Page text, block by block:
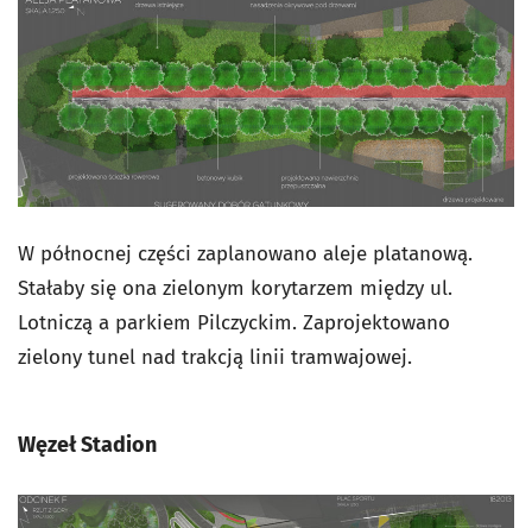
W północnej części zaplanowano aleje platanową.
Stałaby się ona zielonym korytarzem między ul.
Lotniczą a parkiem Pilczyckim. Zaprojektowano
zielony tunel nad trakcją linii tramwajowej.
Węzeł Stadion